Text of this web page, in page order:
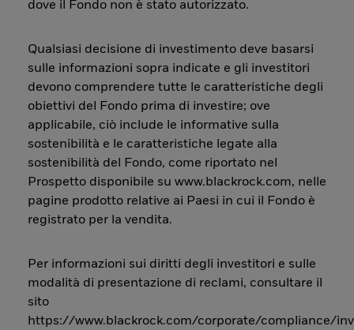
dove il Fondo non è stato autorizzato.
Qualsiasi decisione di investimento deve basarsi
sulle informazioni sopra indicate e gli investitori
devono comprendere tutte le caratteristiche degli
obiettivi del Fondo prima di investire; ove
applicabile, ciò include le informative sulla
sostenibilità e le caratteristiche legate alla
sostenibilità del Fondo, come riportato nel
Prospetto disponibile su www.blackrock.com, nelle
pagine prodotto relative ai Paesi in cui il Fondo è
registrato per la vendita.
Per informazioni sui diritti degli investitori e sulle
modalità di presentazione di reclami, consultare il
sito
https://www.blackrock.com/corporate/compliance/